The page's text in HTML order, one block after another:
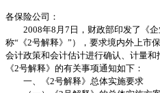
各保险公司：
2008年8月7日，财政部印发了《企
称“《2号解释》”），要求境内外上市
会计政策和会计估计进行确认、计量
《2号解释》的有关事项通知如下：
一、《2号解释》总体实施要求